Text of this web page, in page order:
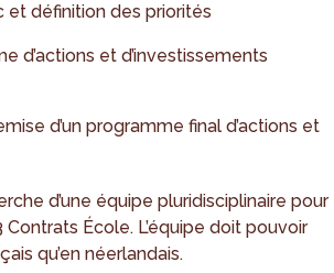
et définition des priorités
d’actions et d’investissements
d’un programme final d’actions et
d’une équipe pluridisciplinaire pour
École. L’équipe doit pouvoir
qu’en néerlandais.